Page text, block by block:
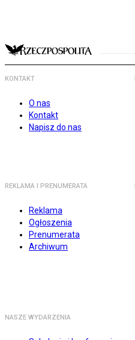
KONTAKT
O nas
Kontakt
Napisz do nas
REKLAMA I PRENUMERATA
Reklama
Ogłoszenia
Prenumerata
Archiwum
NASZE WYDARZENIA